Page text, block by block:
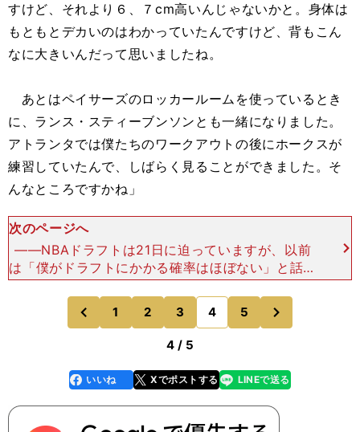
すけど、それより６、７cm高いんじゃないかと。身体は
もともとデカいのはわかっていたんですけど、背もこん
なに大きいんだって思いましたね。
あとはペイサーズのロッカールームを使っているとき
に、ランス・スティーブンソンとも一緒になりました。
アトランタでは僕たちのワークアウトの後にホークスが
練習していたんで、しばらく見ることができました。そ
んなところですかね」
次のページへ
――NBAドラフトは21日に迫っていますが、以前
は「僕がドラフトにかかる確率はほぼない」と話し
ていました。多くのワークアウトをこなし、現時点
での感触はどうでしょう？ 「今でもそこはこだわ
っていないです
前
のページへ
1 2 3 4 5
のページへ
4 / 5
faceboo
k
いいね Xでポストする
line LINEで送る